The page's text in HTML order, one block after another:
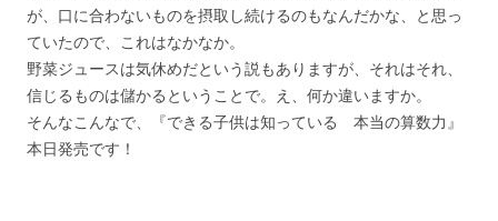
が、口に合わないものを摂取し続けるのもなんだかな、と思っ
ていたので、これはなかなか。
野菜ジュースは気休めだという説もありますが、それはそれ、
信じるものは儲かるということで。え、何か違いますか。
そんなこんなで、『できる子供は知っている 本当の算数力』
本日発売です！